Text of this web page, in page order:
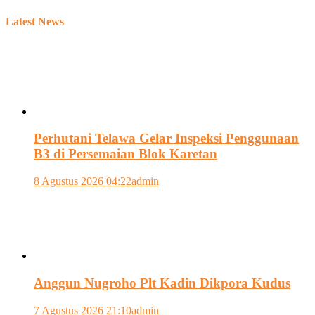
Latest News
Perhutani Telawa Gelar Inspeksi Penggunaan
B3 di Persemaian Blok Karetan
8 Agustus 2026 04:22admin
Anggun Nugroho Plt Kadin Dikpora Kudus
7 Agustus 2026 21:10admin